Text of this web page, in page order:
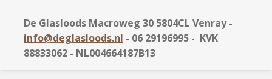
De Glasloods Macroweg 30 5804CL Venray -
info@deglasloods.nl - 06 29196995 - KVK
88833062 - NL004664187B13